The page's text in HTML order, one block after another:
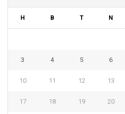
H B T N
3 4 5 6
10 11 12 13
17 18 19 20